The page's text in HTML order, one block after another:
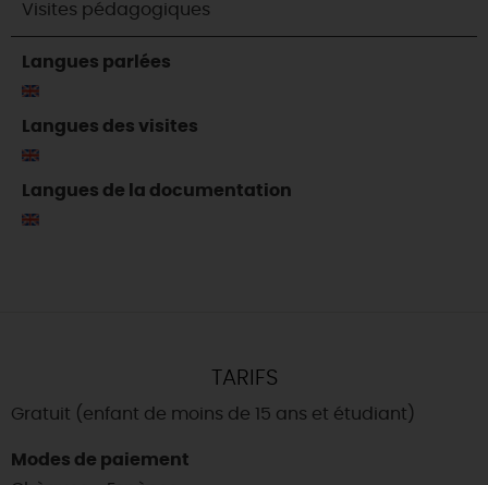
Visites pédagogiques
Langues parlées
Langues des visites
Langues de la documentation
TARIFS
Gratuit (enfant de moins de 15 ans et étudiant)
Modes de paiement